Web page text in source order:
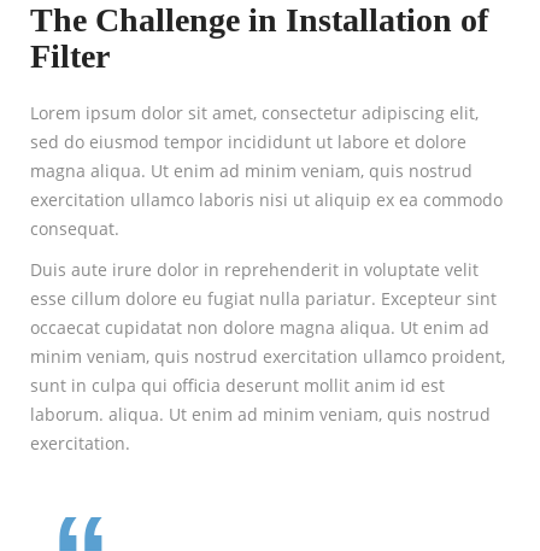
The Challenge in Installation of
Filter
Lorem ipsum dolor sit amet, consectetur adipiscing elit,
sed do eiusmod tempor incididunt ut labore et dolore
magna aliqua. Ut enim ad minim veniam, quis nostrud
exercitation ullamco laboris nisi ut aliquip ex ea commodo
consequat.
Duis aute irure dolor in reprehenderit in voluptate velit
esse cillum dolore eu fugiat nulla pariatur. Excepteur sint
occaecat cupidatat non dolore magna aliqua. Ut enim ad
minim veniam, quis nostrud exercitation ullamco proident,
sunt in culpa qui officia deserunt mollit anim id est
laborum. aliqua. Ut enim ad minim veniam, quis nostrud
exercitation.